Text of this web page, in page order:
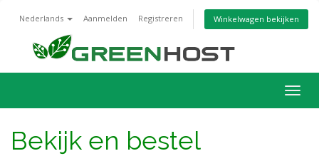
Nederlands Aanmelden Registreren Winkelwagen bekijken
in-/
Bekijk en bestel